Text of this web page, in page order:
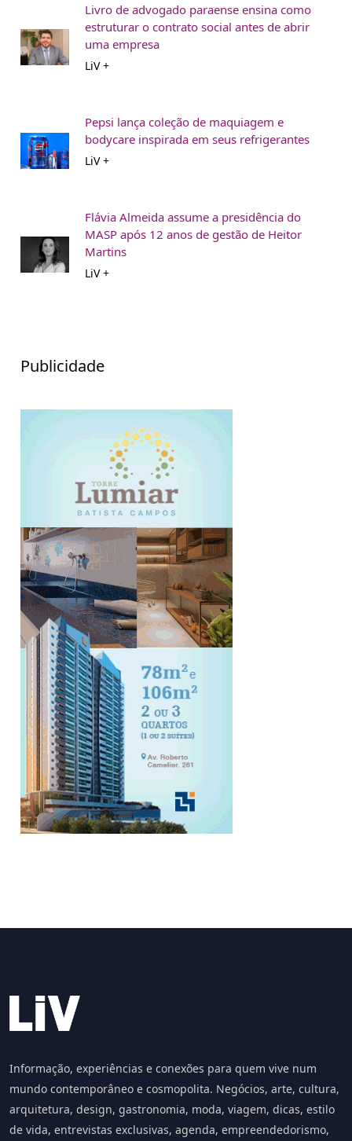
Livro de advogado paraense ensina como
estruturar o contrato social antes de abrir
uma empresa
LiV +
Pepsi lança coleção de maquiagem e
bodycare inspirada em seus refrigerantes
LiV +
Flávia Almeida assume a presidência do
MASP após 12 anos de gestão de Heitor
Martins
LiV +
Publicidade
Informação, experiências e conexões para quem vive num
mundo contemporâneo e cosmopolita. Negócios, arte, cultura,
arquitetura, design, gastronomia, moda, viagem, dicas, estilo
de vida, entrevistas exclusivas, agenda, empreendedorismo,